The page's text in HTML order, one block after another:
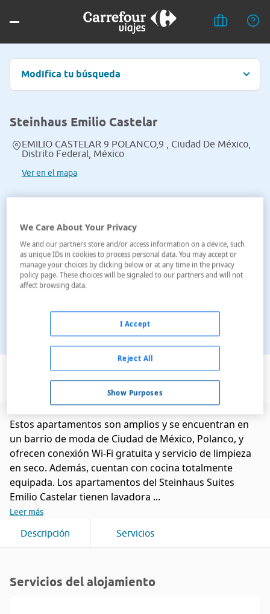
Modifica tu búsqueda
Steinhaus Emilio Castelar
EMILIO CASTELAR 9 POLANCO,9 , Ciudad De México,
Distrito Federal, México
Ver en el mapa
Ver en el mapa
Estos apartamentos son amplios y se encuentran en
un barrio de moda de Ciudad de México, Polanco, y
ofrecen conexión Wi-Fi gratuita y servicio de limpieza
en seco. Además, cuentan con cocina totalmente
equipada. Los apartamentos del Steinhaus Suites
Emilio Castelar tienen lavadora ...
Leer más
Descripción Servicios
Servicios del alojamiento
We Care About Your Privacy
We and our partners store and/or access information on a device, such
as unique IDs in cookies to process personal data. You may accept or
manage your choices by clicking below or at any time in the privacy
policy page. These choices will be signaled to our partners and will not
affect browsing data.
Show Purposes
Reject All
I Accept